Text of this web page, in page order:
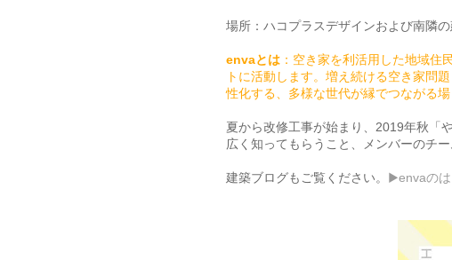
場所：ハコプラスデザインおよび南隣
envaとは ：空き家を利活用した地域
トに活動します。増え続ける空き家問
性化する、多様な世代が縁でつながる場
夏から改修工事が始まり、2019年秋「
広く知ってもらうこと、メンバーのチ
建築ブログもご覧ください。 ▶envaのは